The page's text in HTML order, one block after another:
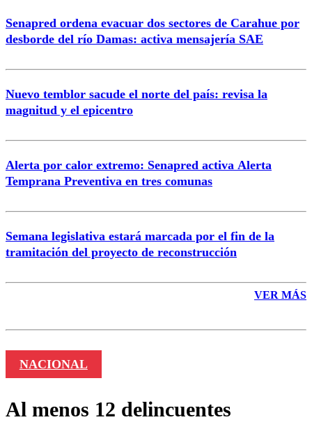
Correo
Senapred ordena evacuar dos sectores de Carahue por
desborde del río Damas: activa mensajería SAE
Nuevo temblor sacude el norte del país: revisa la
magnitud y el epicentro
Alerta por calor extremo: Senapred activa Alerta
Temprana Preventiva en tres comunas
Semana legislativa estará marcada por el fin de la
tramitación del proyecto de reconstrucción
VER MÁS
NACIONAL
Al menos 12 delincuentes